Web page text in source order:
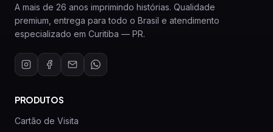
A mais de 26 anos imprimindo histórias. Qualidade
premium, entrega para todo o Brasil e atendimento
especializado em Curitiba — PR.
PRODUTOS
Cartão de Visita